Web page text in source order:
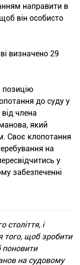
направити в
він особисто
визначено 29
позицію
до суду у
члена
який
Своє клопотання
на
у
забезпеченні
століття, і
того, щоб зробити
поновити
на судовому